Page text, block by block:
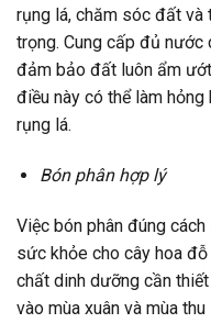
rụng lá, chăm sóc đất
trọng. Cung cấp đủ nước
đảm bảo đất luôn ẩm
điều này có thể làm
rụng lá.
Bón phân hợp lý
Việc bón phân đúng
sức khỏe cho cây hoa
chất dinh dưỡng cần
vào mùa xuân và mùa